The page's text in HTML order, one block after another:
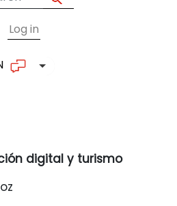
User account
Log in
List additional actions
digital y turismo